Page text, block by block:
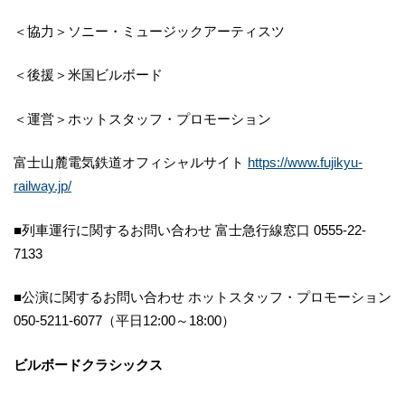
＜協力＞ソニー・ミュージックアーティスツ
＜後援＞米国ビルボード
＜運営＞ホットスタッフ・プロモーション
富士山麓電気鉄道オフィシャルサイト https://www.fujikyu-
railway.jp/
■列車運行に関するお問い合わせ 富士急行線窓口 0555-22-
7133
■公演に関するお問い合わせ ホットスタッフ・プロモーション
050-5211-6077（平日12:00～18:00）
ビルボードクラシックス